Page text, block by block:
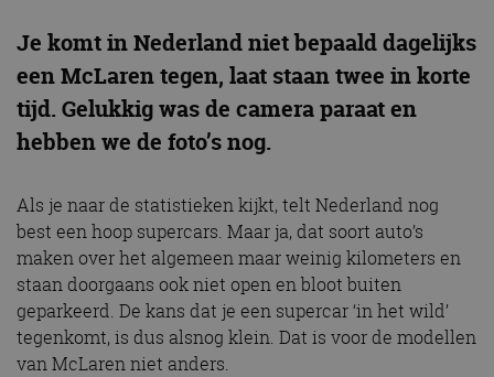
Je komt in Nederland niet bepaald dagelijks
een McLaren tegen, laat staan twee in korte
tijd. Gelukkig was de camera paraat en
hebben we de foto’s nog.
Als je naar de statistieken kijkt, telt Nederland nog
best een hoop supercars. Maar ja, dat soort auto’s
maken over het algemeen maar weinig kilometers en
staan doorgaans ook niet open en bloot buiten
geparkeerd. De kans dat je een supercar ‘in het wild’
tegenkomt, is dus alsnog klein. Dat is voor de modellen
van McLaren niet anders.